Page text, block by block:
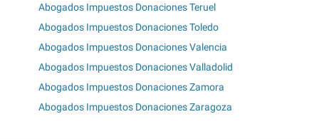
Abogados Impuestos Donaciones Teruel
Abogados Impuestos Donaciones Toledo
Abogados Impuestos Donaciones Valencia
Abogados Impuestos Donaciones Valladolid
Abogados Impuestos Donaciones Zamora
Abogados Impuestos Donaciones Zaragoza